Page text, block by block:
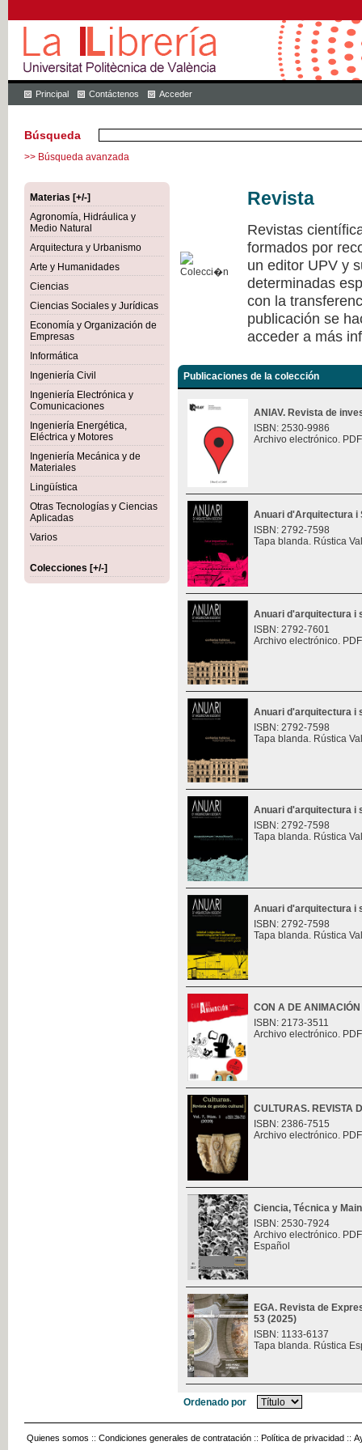
Principal Contáctenos Acceder
Búsqueda
>> Búsqueda avanzada
Materias [+/-]
Agronomía, Hidráulica y
Medio Natural
Arquitectura y Urbanismo
Arte y Humanidades
Ciencias
Ciencias Sociales y Jurídicas
Economía y Organización de
Empresas
Informática
Ingeniería Civil
Ingeniería Electrónica y
Comunicaciones
Ingeniería Energética,
Eléctrica y Motores
Ingeniería Mecánica y de
Materiales
Lingüística
Otras Tecnologías y Ciencias
Aplicadas
Varios
Colecciones [+/-]
Revista
Revistas
formados por
un editor UPV y
determinadas
con la
publicación se
acceder a más
Publicaciones de la colección
ANIAV. Revista de
ISBN: 2530-9986
Archivo electrónico.
Anuari d'Arquitectura i
ISBN: 2792-7598
Tapa blanda. Rústica
Anuari d'arquitectura i
ISBN: 2792-7601
Archivo electrónico.
Anuari d'arquitectura i
ISBN: 2792-7598
Tapa blanda. Rústica
Anuari d'arquitectura i
ISBN: 2792-7598
Tapa blanda. Rústica
Anuari d'arquitectura i
ISBN: 2792-7598
Tapa blanda. Rústica
CON A DE ANIMACIÓN
ISBN: 2173-3511
Archivo electrónico.
CULTURAS. REVISTA
ISBN: 2386-7515
Archivo electrónico.
Ciencia, Técnica y
ISBN: 2530-7924
Archivo electrónico.
Español
EGA. Revista de
53 (2025)
ISBN: 1133-6137
Tapa blanda. Rústica
Ordenado por
Quienes somos :: Condiciones generales de contratación :: Política de privacidad ::